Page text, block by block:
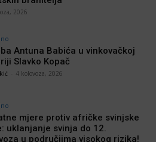
2026
Antuna Babića u vinkovačkoj
Slavko Kopač
4 kolovoza, 2026
mjere protiv afričke svinjske
uklanjanje svinja do 12.
u područjima visokog rizika!